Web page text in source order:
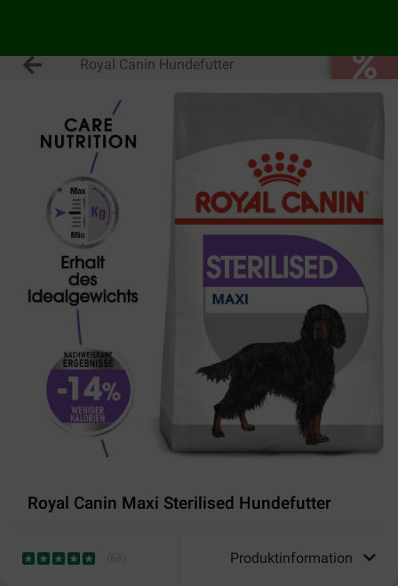
Royal Canin Hundefutter
Royal Canin Maxi Sterilised Hundefutter
Produktinformation